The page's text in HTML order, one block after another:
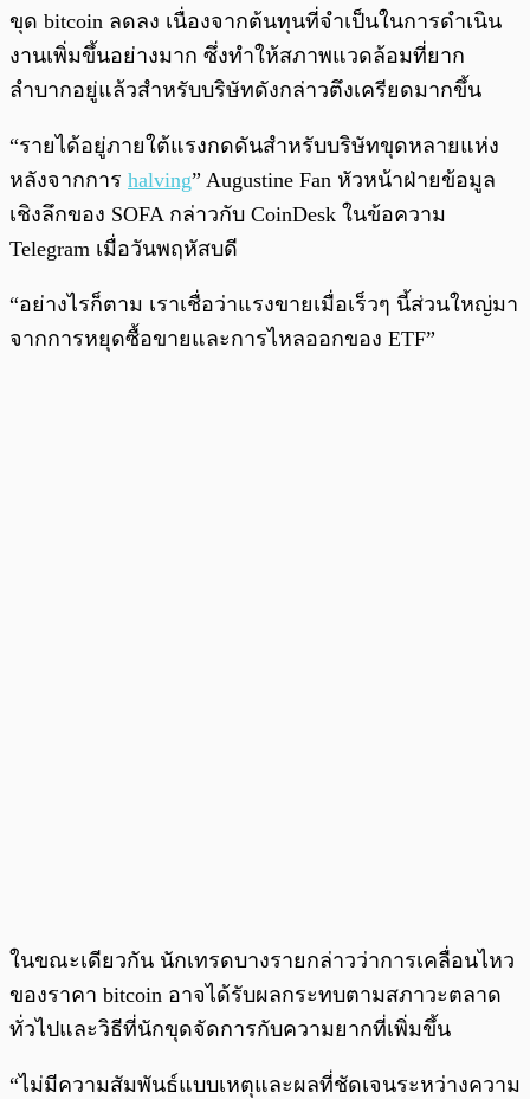
ขุด bitcoin ลดลง เนื่องจากต้นทุนที่จำเป็นในการดำเนิน
งานเพิ่มขึ้นอย่างมาก ซึ่งทำให้สภาพแวดล้อมที่ยาก
ลำบากอยู่แล้วสำหรับบริษัทดังกล่าวตึงเครียดมากขึ้น
“รายได้อยู่ภายใต้แรงกดดันสำหรับบริษัทขุดหลายแห่ง
หลังจากการ halving” Augustine Fan หัวหน้าฝ่ายข้อมูล
เชิงลึกของ SOFA กล่าวกับ CoinDesk ในข้อความ
Telegram เมื่อวันพฤหัสบดี
“อย่างไรก็ตาม เราเชื่อว่าแรงขายเมื่อเร็วๆ นี้ส่วนใหญ่มา
จากการหยุดซื้อขายและการไหลออกของ ETF”
ในขณะเดียวกัน นักเทรดบางรายกล่าวว่าการเคลื่อนไหว
ของราคา bitcoin อาจได้รับผลกระทบตามสภาวะตลาด
ทั่วไปและวิธีที่นักขุดจัดการกับความยากที่เพิ่มขึ้น
“ไม่มีความสัมพันธ์แบบเหตุและผลที่ชัดเจนระหว่างความ